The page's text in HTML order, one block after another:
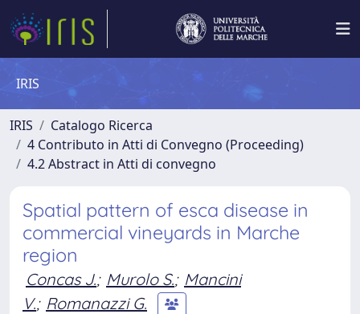
IRIS
IRIS
Catalogo Ricerca
4 Contributo in Atti di Convegno (Proceeding)
4.2 Abstract in Atti di convegno
Spatial pattern of esca disease in
commercial vineyards in Marche
region
Concas J.; Murolo S.; Mancini
V.; Romanazzi G.